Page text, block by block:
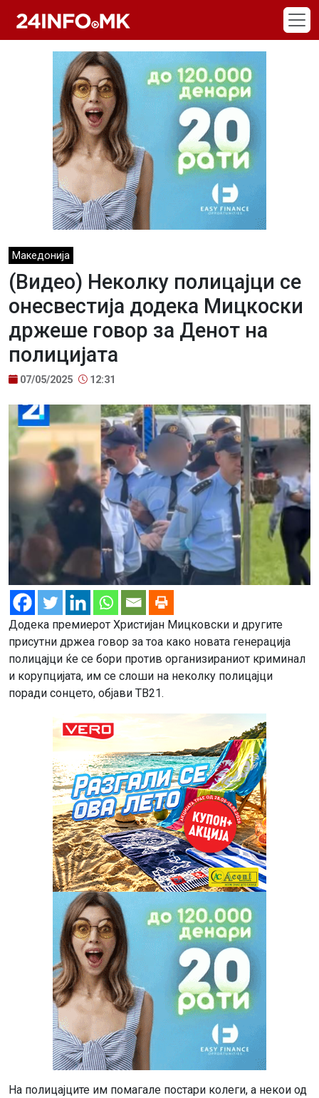
Македонија
(Видео) Неколку полицајци се
онесвестија додека Мицкоски
држеше говор за Денот на
полицијата
07/05/2025 12:31
Додека премиерот Христијан Мицковски и другите
присутни држеа говор за тоа како новата генерација
полицајци ќе се бори против организираниот криминал
и корупцијата, им се слоши на неколку полицајци
поради сонцето, објави ТВ21.
На полицајците им помагале постари колеги, а некои од